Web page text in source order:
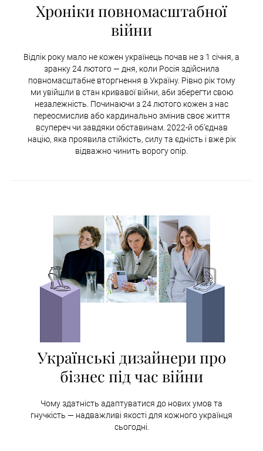
Хроніки повномасштабної
війни
Відлік року мало не кожен українець почав не з 1 січня, а
зранку 24 лютого — дня, коли Росія здійснила
повномасштабне вторгнення в Україну. Рівно рік тому
ми увійшли в стан кривавої війни, аби зберегти свою
незалежність. Починаючи з 24 лютого кожен з нас
переосмислив або кардинально змінив своє життя
всупереч чи завдяки обставинам. 2022-й об’єднав
націю, яка проявила стійкість, силу та єдність і вже рік
відважно чинить ворогу опір.
Українські дизайнери про
бізнес під час війни
Чому здатність адаптуватися до нових умов та
гнучкість — надважливі якості для кожного українця
сьогодні.